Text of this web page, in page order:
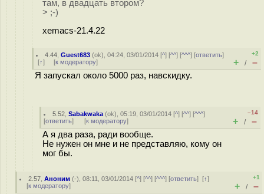
там, в двадцать втором?
> ;-)
xemacs-21.4.22
4.44 ,Guest683 (ok), 04:24, 03/01/2014 [^] [^^] [^^^] [ответить]
[↑] [к модератору]
+2
+ / –
Я запускал около 5000 раз, навскидку.
5.52 ,Sabakwaka (ok), 05:19, 03/01/2014 [^] [^^] [^^^]
[ответить] [к модератору]
–14
+ / –
А я два раза, ради вообще.
Не нужен он мне и не представляю, кому он
мог бы.
2.57 ,Аноним (-), 08:11, 03/01/2014 [^] [^^] [^^^] [ответить][↑]
[к модератору]
+1
+ / –